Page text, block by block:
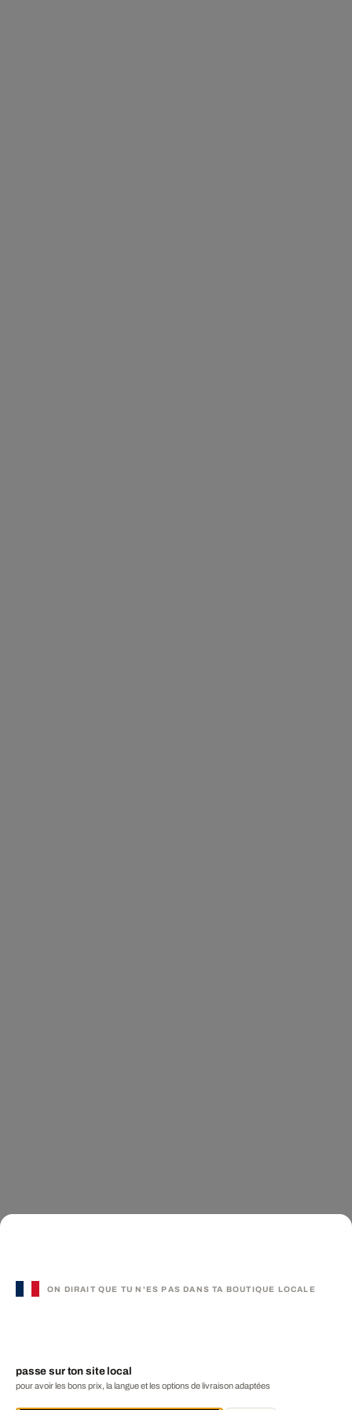
ON DIRAIT QUE TU N'ES PAS DANS TA BOUTIQUE LOCALE
passe sur ton site local
pour avoir les bons prix, la langue et les options de livraison adaptées